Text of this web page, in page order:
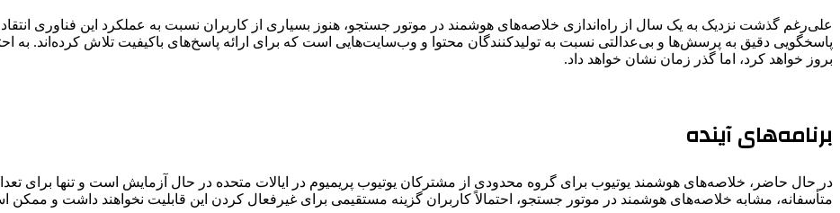
علی‌رغم گذشت نزدیک به یک سال از راه‌اندازی خلاصه‌های هوشمند در موتور جستجو، هنوز بسیاری از کاربران نسبت به عملکرد این فناوری انتقاد
پاسخگویی دقیق به پرسش‌ها و بی‌عدالتی نسبت به تولیدکنندگان محتوا و وب‌سایت‌هایی است که برای ارائه پاسخ‌های باکیفیت تلاش کرده‌اند. به
بروز خواهد کرد، اما گذر زمان نشان خواهد داد.
برنامه‌های آینده
در حال حاضر، خلاصه‌های هوشمند یوتیوب برای گروه محدودی از مشترکان یوتیوب پریمیوم در ایالات متحده در حال آزمایش است و تنها برای
متأسفانه، مشابه خلاصه‌های هوشمند در موتور جستجو، احتمالاً کاربران گزینه مستقیمی برای غیرفعال کردن این قابلیت نخواهند داشت و ممکن